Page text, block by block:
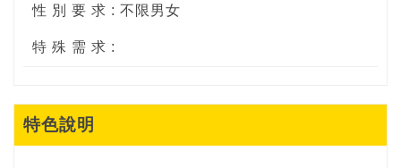
性 別 要 求 : 不限男女
特 殊 需 求 :
特色說明